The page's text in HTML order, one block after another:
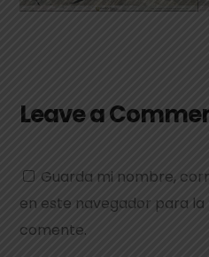
Leave a
Guarda mi nombre,
en este navegador para la
comente.